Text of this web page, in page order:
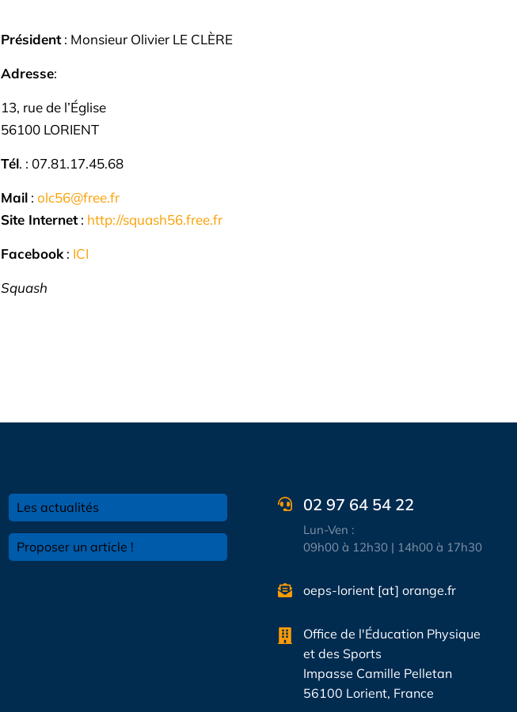
Président: Monsieur Olivier LE CLÈRE
Adresse:
13, rue de l’Église
56100 LORIENT
Tél. : 07.81.17.45.68
Mail : olc56@free.fr
Site Internet: http://squash56.free.fr
Facebook : ICI
Squash
Les actualités
Proposer un article !
02 97 64 54 22
Lun-Ven :
09h00 à 12h30 | 14h00 à 17h30
oeps-lorient [at] orange.fr
Office de l'Éducation Physique
et des Sports
Impasse Camille Pelletan
56100 Lorient, France